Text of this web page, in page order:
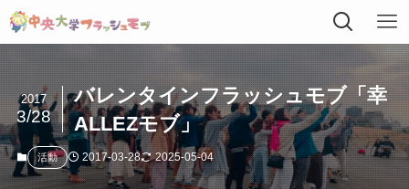
バレンタインフラッシュモブ「幸
ALLEZモブ」
2017
3/28
活動 2017-03-28 2025-05-04